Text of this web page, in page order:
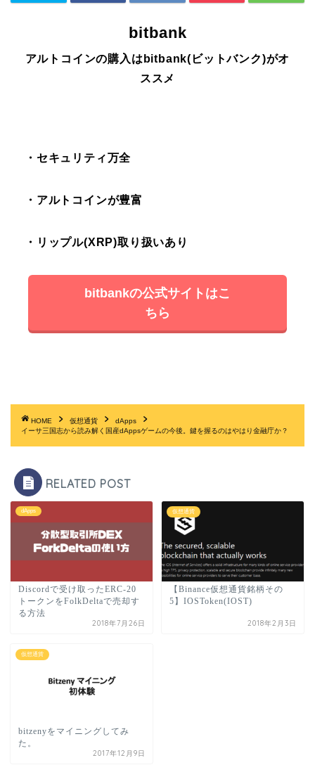
bitbank
アルトコインの購入はbitbank(ビットバンク)がオ
ススメ
・セキュリティ万全
・アルトコインが豊富
・リップル(XRP)取り扱いあり
bitbankの公式サイトはこ
ちら
HOME 仮想通貨
dApps
イーサ三国志から読み解く国産dAppsゲームの今後。鍵を握るのはやはり金融庁か？
RELATED POST
dApps
Discordで受け取ったERC-20
トークンをFolkDeltaで売却す
る方法
2018年7月26日
仮想通貨
【Binance仮想通貨銘柄その
5】IOSToken(IOST)
2018年2月3日
仮想通貨
bitzenyをマイニングしてみ
た。
2017年12月9日